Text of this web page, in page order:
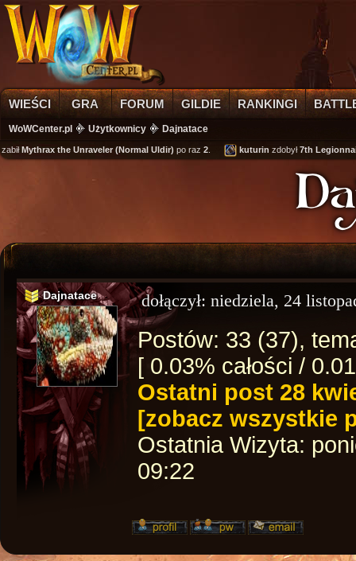
WIEŚCI GRA FORUM GILDIE RANKINGI
WoWCenter.pl Użytkownicy Dajnatace
Mythrax the Unraveler (Normal Uldir)po raz2 . kuturinzdobył7th
Dajnatace dołączył: niedziela, 24
Postów: 33 (37),
[ 0.03% całości /
Ostatni post 28
[zobacz wszystkie
Ostatnia Wizyta:
09:22